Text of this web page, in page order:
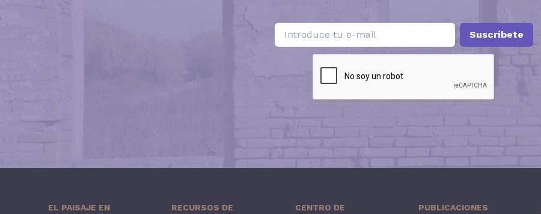
Suscríbete
EL PAISAJE EN
RECURSOS DE
CENTRO DE
PUBLICACIONES